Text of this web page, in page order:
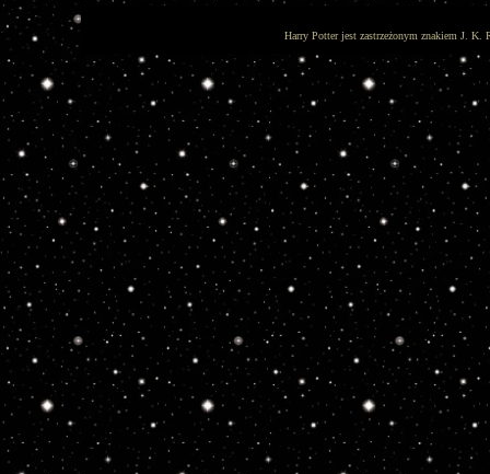
Harry Potter jest zastrzeżonym znakiem J. K.